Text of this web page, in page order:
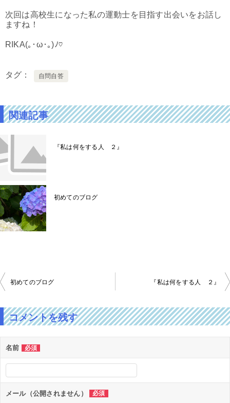
次回は高校生になった私の運動士を目指す出会いをお話し
ますね！
RIKA(｡･ω･｡)ﾉ♡
タグ 自問自答
関連記事
『私は何をする人 ２』
初めてのブログ
投
稿
ビ
ゲ
ー
ョ
初めてのブログ 『私は何をする人 ２』
コメントを残す
名前 必須
メール（公開されません） 必須